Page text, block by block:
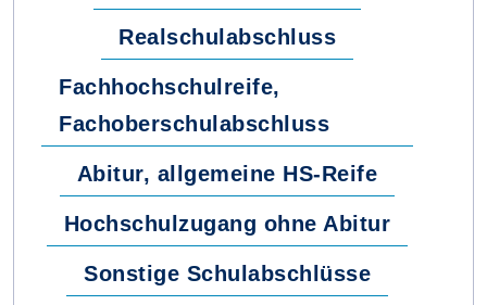
Realschulabschluss
Fachhochschulreife,
Fachoberschulabschluss
Abitur, allgemeine HS-Reife
Hochschulzugang ohne Abitur
Sonstige Schulabschlüsse